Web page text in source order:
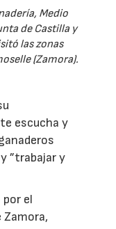
Medio
de Castilla y
las zonas
(Zamora).
escucha y
”trabajar y
el
Zamora,